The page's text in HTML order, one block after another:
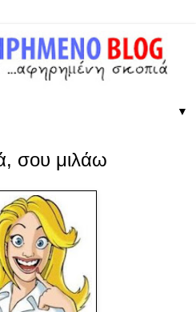
▼
σου μιλάω